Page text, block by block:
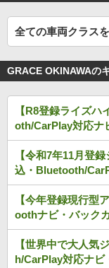
全ての車両クラス
GRACE OKINAWAの
【R8登録ライズ
oth/CarPlay対応ナ
【令和7年11月登
込・Bluetooth/
【今年登録現行型
oothナビ・バック
【世界中で大人
h/CarPlay対応ナビ